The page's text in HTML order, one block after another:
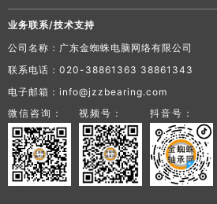
业务联系/技术支持
公司名称：广东金蜘蛛电脑网络有限公司
联系电话：020-38861363 38861343
电子邮箱：info@jzzbearing.com
微信咨询：
视频号： 抖音号：